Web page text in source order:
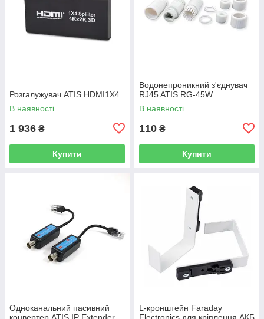
Розгалужувач ATIS HDMI1X4
В наявності
1 936 ₴
Купити
Водонепроникний з'єднувач
RJ45 ATIS RG-45W
В наявності
110 ₴
Купити
Одноканальний пасивний
конвертер ATIS IP Extender
L-кронштейн Faraday
Electronics для кріплення АКБ